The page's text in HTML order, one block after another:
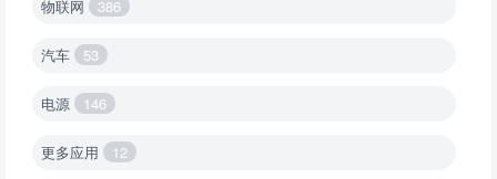
物联网 386
汽车 53
电源 146
更多应用 12